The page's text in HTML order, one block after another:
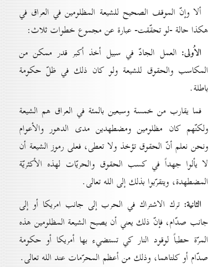
ألا وإنّ الموقف الصحيح للشيعة المظلومين في العراق في
هكذا حالة -لو تحقّقت- عبارة عن مجموع خطوات ثلاث:
الاُولى: العمل الجادّ في سبيل أخذ أكبر قدر ممكن من
المكاسب والحقوق للشيعة ولو كان ذلك في ظلّ حكومة
باطلة.
فما يقارب من خمسة وسبعين بالمئة في العراق هم الشيعة
ولكنّهم كان مظلومين ومضطهدين مدى الدهور والأعوام
ونحن نعلم أنّ الحقوق تؤخذ ولا تعطى، فعلى رموز الشیعة أن
لا يألوا جهداً في كسب الحقوق والحريّات لهذه الأكثريّة
المضطهدة، ويتقرّبوا بذلك إلى الله تعالى.
الثانية: ترك الاشتراك في الحرب إلى جانب امريكا أو إلى
جانب صدّام، فإنّ ذلك يعني أن يصبح الشيعة المظلومين هذه
المرّة حطباً لوقود النار كي تستضيء بها أمريكا أو حكومة
صدّام أو كلتاهما، وذلك من أعظم المحرّمات عند الله تعالى.